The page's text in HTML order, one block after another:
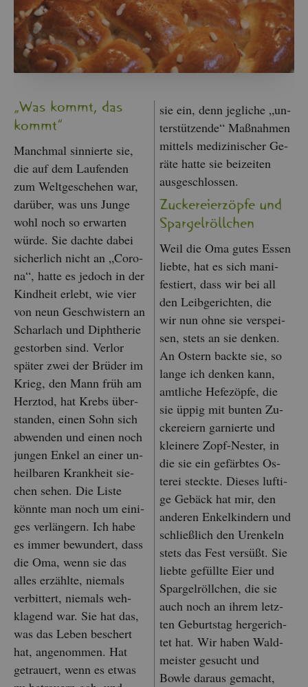
„Was kommt, das
kommt“
Manch­mal sin­nier­te sie,
die auf dem Lau­fen­den
zum Welt­ge­sche­hen war,
dar­über, was uns Junge
wohl noch so er­war­ten
würde. Sie dach­te dabei
si­cher­lich nicht an „Co­ro­
na“, hatte es je­doch in der
Kind­heit er­lebt, wie vier
von neun Ge­schwis­tern an
Schar­lach und Diph­the­rie
ge­stor­ben sind. Ver­lor
spä­ter zwei der Brü­der im
Krieg, den Mann früh am
Herz­tod, hat Krebs über­
stan­den, einen Sohn sich
ab­wen­den und einen noch
jun­gen Enkel an einer un­
heil­ba­ren Krank­heit sie­
chen sehen. Die Liste
könn­te man noch um ei­ni­
ges ver­län­gern. Ich habe
es immer be­wun­dert, dass
die Oma, wenn sie das
alles er­zähl­te, nie­mals
ver­bit­tert, nie­mals weh­
kla­gend war. Sie hat das,
was das Leben be­schert
hat, an­ge­nom­men. Hat
ge­trau­ert, wenn es etwas
sie ein, denn jeg­li­che „un­
ter­stüt­zen­de“ Maß­nah­men
mit­tels me­di­zi­ni­scher Ge­
rä­te hatte sie bei­zei­ten
aus­ge­schlos­sen.
Zu­cke­rei­er­zöp­fe und
Spar­gel­röll­chen
Weil die Oma gutes Essen
lieb­te, hat es sich ma­ni­
fes­tiert, dass wir bei all
den Leib­ge­rich­ten, die
wir nun ohne sie ver­spei­
sen, stets an sie den­ken.
An Os­tern back­te sie, so
lange ich den­ken kann,
amt­li­che He­fe­zöp­fe, die
sie üppig mit bun­ten Zu­
cke­rei­ern gar­nier­te und
klei­ne­re Zopf-Nes­ter, in
die sie ein ge­färb­tes Os­
ter­ei steck­te. Die­ses luf­ti­
ge Ge­bäck hat mir, den
an­de­ren En­kel­kin­dern und
schlie­ß­lich den Ur­en­keln
stets das Fest ver­sü­ßt. Sie
lieb­te ge­füll­te Eier und
Spar­gel­röll­chen, die sie
auch noch an ihrem letz­
ten Ge­burts­tag her­ge­rich­
tet hat. Wir haben Wald­
meis­ter ge­sucht und
Bowle dar­aus ge­macht,